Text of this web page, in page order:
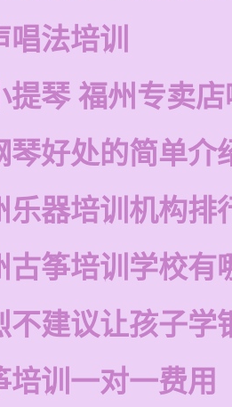
唱法培训
提琴 福州专卖
琴好处的简单介
乐器培训机构排
古筝培训学校有
不建议让孩子学
培训一对一费用